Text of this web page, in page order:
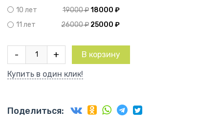
10 лет
19000₽18000 ₽
11 лет
26000₽ 25000 ₽
-
Количество
Персик
+ В корзину
Купить в один клик!
Поделиться: